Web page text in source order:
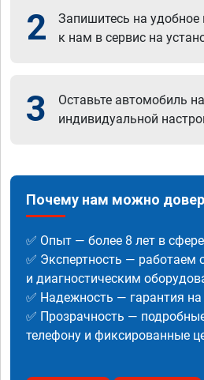
2
Запишитесь на
к нам в сервис на
3
Оставьте автомобиль
индивидуальной
Почему нам можно
✅ Опыт — более 8 лет в
✅ Экспертность —
и диагностическим
✅ Надежность — гарантия
✅ Прозрачность —
телефону и фиксированные